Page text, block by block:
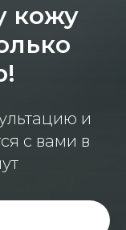
кожу
и
с вами в